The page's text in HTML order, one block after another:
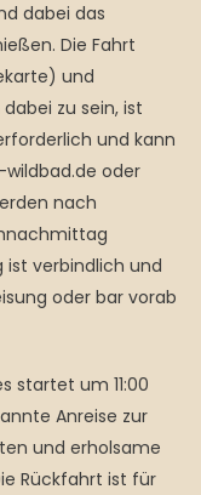
dabei das
Die Fahrt
und
zu sein, ist
und kann
oder
nach
verbindlich und
oder bar vorab
startet um 11:00
Anreise zur
und erholsame
Rückfahrt ist für